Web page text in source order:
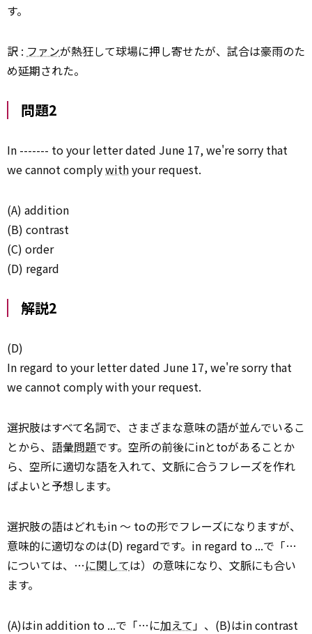
す。
訳 : ファンが熱狂して球場に押し寄せたが、試合は豪雨のた
め延期された。
問題2
In ------- to your letter dated June 17, we're sorry that
we cannot complywithyour request.
(A) addition
(B) contrast
(C) order
(D) regard
解説2
(D)
In regard to your letter dated June 17, we're sorry that
we cannot comply with your request.
選択肢はすべて名詞で、さまざまな意味の語が並んでいるこ
とから、語彙問題です。空所の前後にinとtoがあることか
ら、空所に適切な語を入れて、文脈に合うフレーズを作れ
ばよいと予想します。
選択肢の語はどれもin ～ toの形でフレーズになりますが、
意味的に適切なのは(D) regardです。in regard to ...で「…
については、…に関しては）の意味になり、文脈にも合い
ます。
(A)はin addition to ...で「…に加えて」、(B)はin contrast